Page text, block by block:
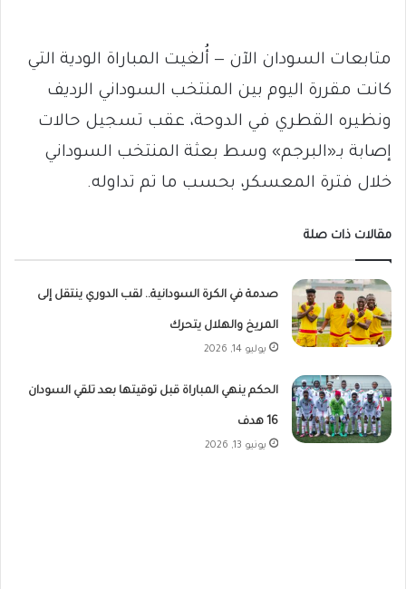
متابعات السودان الآن — أُلغيت المباراة الودية التي
كانت مقررة اليوم بين المنتخب السوداني الرديف
ونظيره القطري في الدوحة، عقب تسجيل حالات
إصابة بـ«البرجم» وسط بعثة المنتخب السوداني
خلال فترة المعسكر، بحسب ما تم تداوله.
مقالات ذات صلة
صدمة في الكرة السودانية.. لقب الدوري ينتقل إلى
المريخ والهلال يتحرك
يوليو 14, 2026
الحكم ينهي المباراة قبل توقيتها بعد تلقي السودان
16 هدف
يونيو 13, 2026